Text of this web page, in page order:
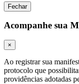
Fechar
Acompanhe sua
×
Ao registrar sua
protocolo que
providências adotadas